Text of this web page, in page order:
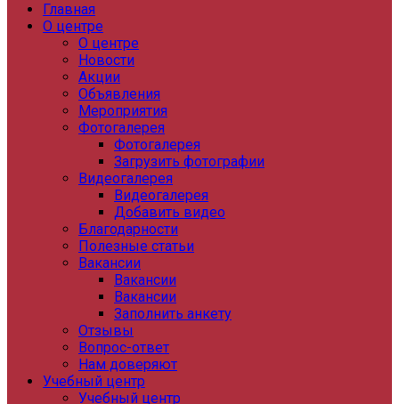
Главная
О центре
О центре
Новости
Акции
Объявления
Мероприятия
Фотогалерея
Фотогалерея
Загрузить фотографии
Видеогалерея
Видеогалерея
Добавить видео
Благодарности
Полезные статьи
Вакансии
Вакансии
Вакансии
Заполнить анкету
Отзывы
Вопрос-ответ
Нам доверяют
Учебный центр
Учебный центр